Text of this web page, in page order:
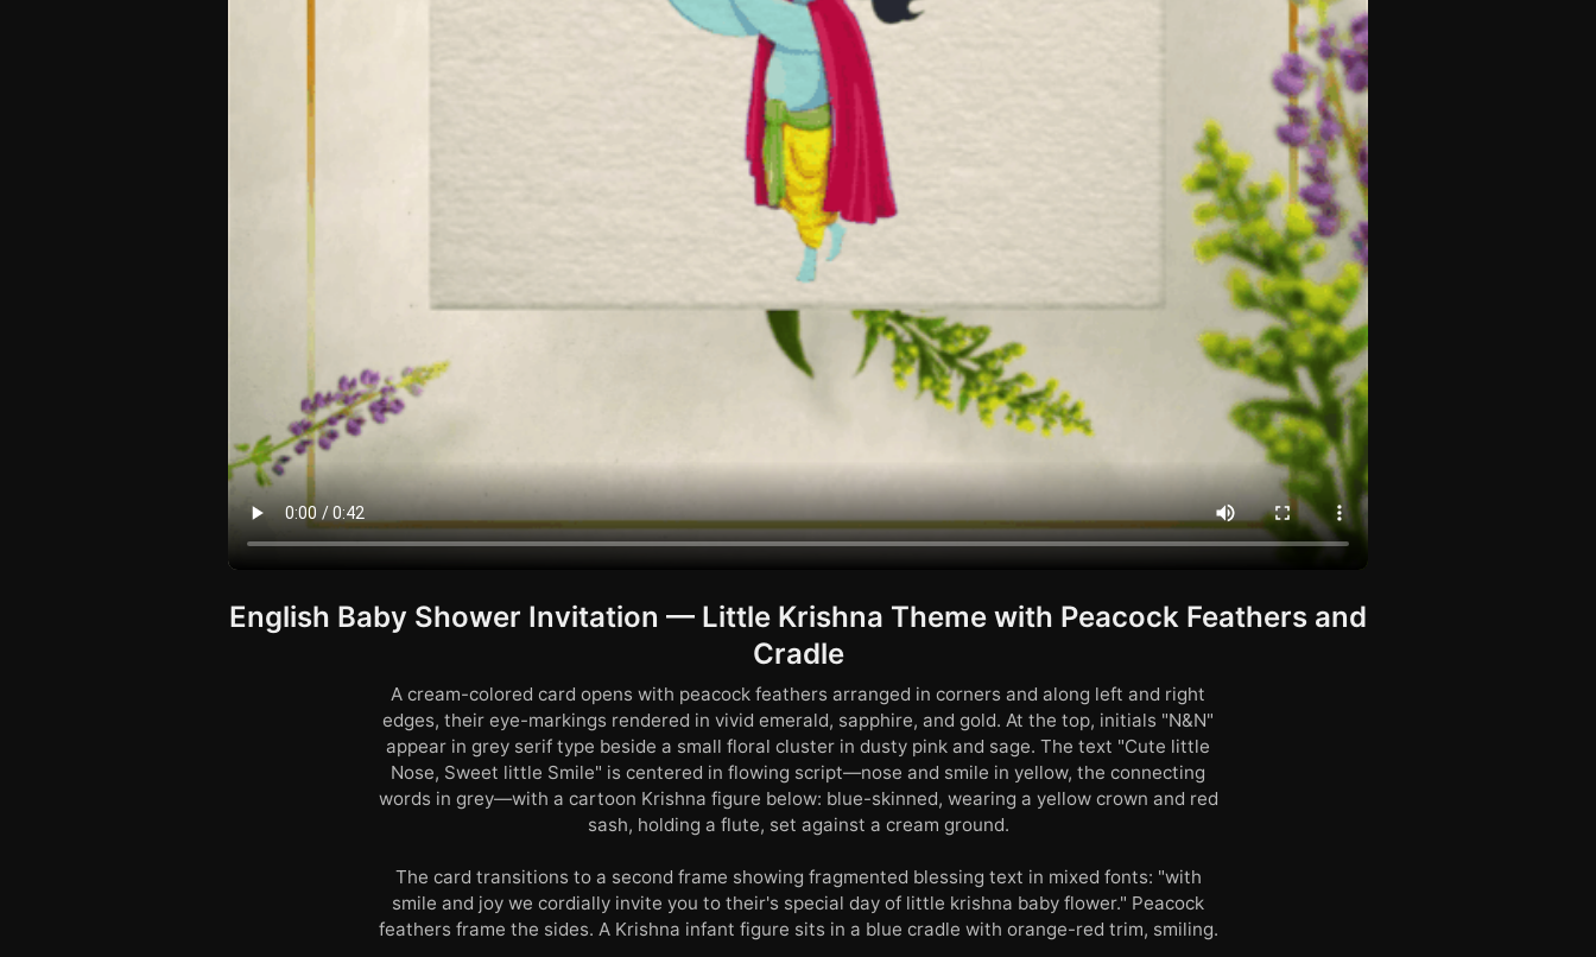
English Baby Shower Invitation — Little Krishna Theme with Peacock Feathers and
Cradle
A cream-colored card opens with peacock feathers arranged in corners and along left and right
edges, their eye-markings rendered in vivid emerald, sapphire, and gold. At the top, initials "N&N"
appear in grey serif type beside a small floral cluster in dusty pink and sage. The text "Cute little
Nose, Sweet little Smile" is centered in flowing script—nose and smile in yellow, the connecting
words in grey—with a cartoon Krishna figure below: blue-skinned, wearing a yellow crown and red
sash, holding a flute, set against a cream ground.
The card transitions to a second frame showing fragmented blessing text in mixed fonts: "with
smile and joy we cordially invite you to their's special day of little krishna baby flower." Peacock
feathers frame the sides. A Krishna infant figure sits in a blue cradle with orange-red trim, smiling.